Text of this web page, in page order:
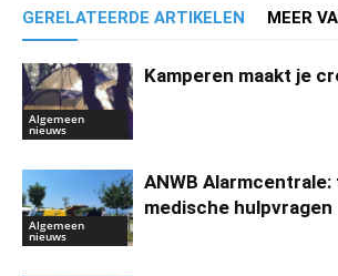
GERELATEERDE ARTIKELEN MEER
Algemeen
nieuws
Kamperen maakt je
Algemeen
nieuws
ANWB
medische hulpvragen